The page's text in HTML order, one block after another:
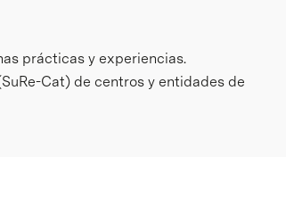
prácticas y experiencias.
Cat) de centros y entidades de